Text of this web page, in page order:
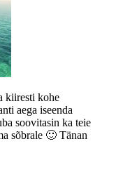
kiiresti kohe
aega iseenda
soovitasin ka teie
sõbrale 🙂 Tänan